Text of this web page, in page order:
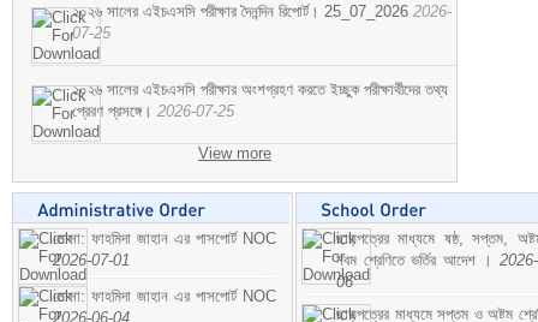
২০২৬ সালের এইচএসসি পরীক্ষার দৈনন্দিন রিপোর্ট। 25_07_2026 2026-
07-25
২০২৬ সালের এইচএসসি পরীক্ষার অংশগ্রহণ করতে ইচ্ছুক পরীক্ষার্থীদের তথ্য
প্রেরণ প্রসঙ্গে। 2026-07-25
View more
মোসা: ফাহমিদা জাহান এর পাসপোর্ট NOC
2026-07-01
মোসা: ফাহমিদা জাহান এর পাসপোর্ট NOC
2026-06-04
ছাড়পত্রের মাধ্যমে ষষ্ঠ, সপ্তম,
নবম শ্রেণিতে ভর্তির আদেশ ।
06
ছাড়পত্রের মাধ্যমে সপ্তম ও অষ্টম